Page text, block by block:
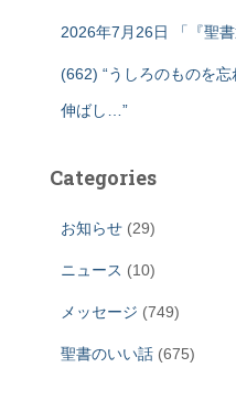
2026年7月26日 「『聖
(662) “うしろのものを
伸ばし…”
Categories
お知らせ (29)
ニュース (10)
メッセージ (749)
聖書のいい話 (675)